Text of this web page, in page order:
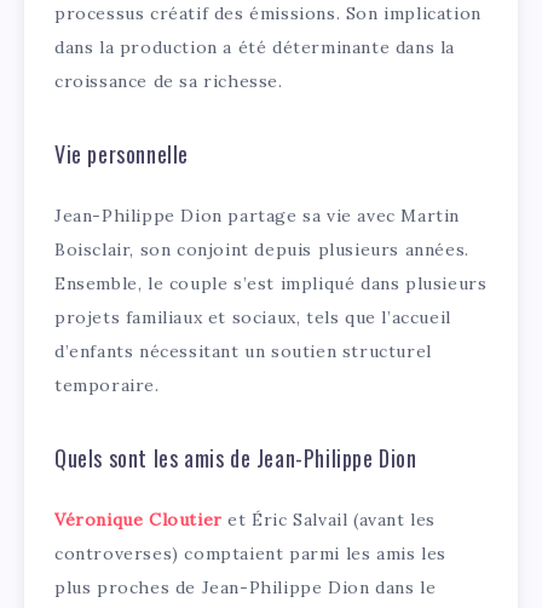
processus créatif des émissions. Son implication
dans la production a été déterminante dans la
croissance de sa richesse.
Vie personnelle
Jean-Philippe Dion partage sa vie avec Martin
Boisclair, son conjoint depuis plusieurs années.
Ensemble, le couple s’est impliqué dans plusieurs
projets familiaux et sociaux, tels que l’accueil
d’enfants nécessitant un soutien structurel
temporaire.
Quels sont les amis de Jean-Philippe Dion
Véronique Cloutier et Éric Salvail (avant les
controverses) comptaient parmi les amis les
plus proches de Jean-Philippe Dion dans le